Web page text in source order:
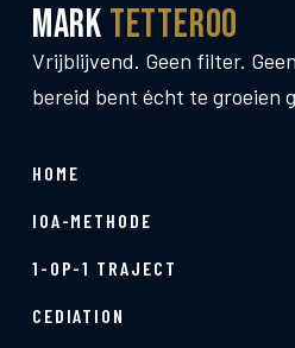
Mark Tetteroo
Vrijblijvend. Geen filter.
bereid bent écht te groeien
HOME
IOA-METHODE
1-OP-1 TRAJECT
CEDIATION